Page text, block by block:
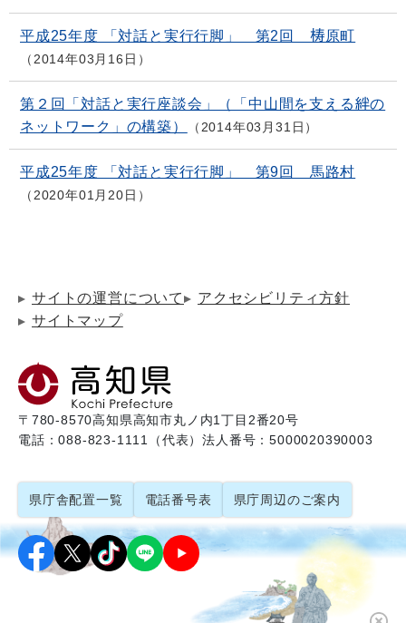
平成25年度 「対話と実行行脚」 第2回 梼原町
2014年03月16日
第２回「対話と実行座談会」（「中山間を支える絆の
ネットワーク」の構築）
2014年03月31日
平成25年度 「対話と実行行脚」 第9回 馬路村
2020年01月20日
サイトの運営について
アクセシビリティ方針
サイトマップ
〒780-8570高知県高知市丸ノ内1丁目2番20号
電話：088-823-1111（代表）法人番号：5000020390003
県庁舎配置一覧 電話番号表 県庁周辺のご案内